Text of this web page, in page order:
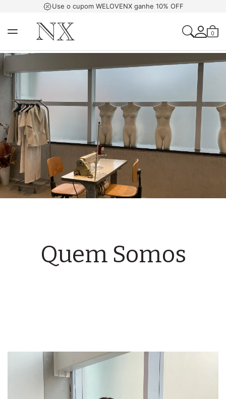
Use o cupom WELOVENX ganhe 10% OFF
Criar Uma Conta
0
Quem Somos